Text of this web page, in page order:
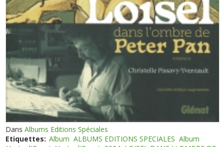
DansAlbums Editions Spéciales
Etiquettes: Album ALBUMS EDITIONS SPECIALES Album